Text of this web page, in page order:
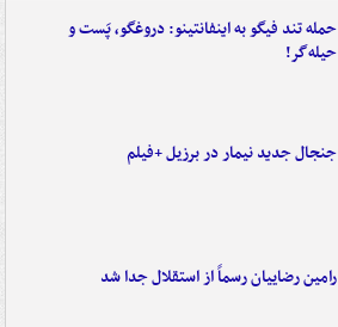
حمله تند فیگو به اینفانتینو: دروغگو، پَست‌ و
حیله‌گر!
جنجال جدید نیمار در برزیل +فیلم
رامین رضاییان رسماً از استقلال جدا شد